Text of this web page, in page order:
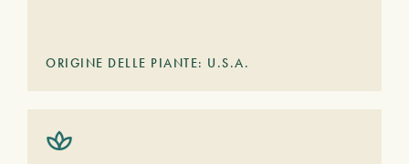
ORIGINE DELLE PIANTE: U.S.A.